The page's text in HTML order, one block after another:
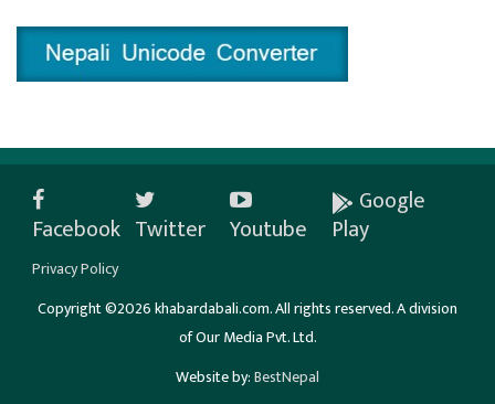
Facebook Twitter Youtube
Google
Play
Privacy Policy
Copyright ©2026 khabardabali.com. All rights reserved. A division
of Our Media Pvt. Ltd.
Website by:BestNepal